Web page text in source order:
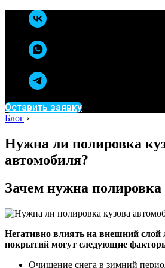
Оставить заявку
Блог ›
Нужна ли полировка
автомобиля?
Зачем нужна полировка
Негативно влиять на внешний слой
покрытий могут следующие
Очищение снега в зимний